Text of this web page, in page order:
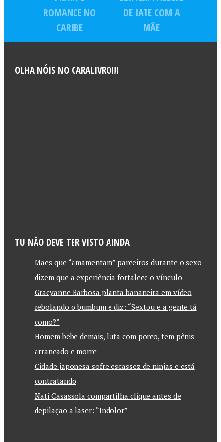
ROMANCE NO
CARIBE
DE IATE COM A
MÃE
OLHA NÓIS NO CARALIVRO!!!
TU NÃO DEVE TER VISTO AINDA
Mães que “amamentam” parceiros durante o sexo
dizem que a experiência fortalece o vínculo
Gracyanne Barbosa planta bananeira em vídeo
rebolando o bumbum e diz: “Sextou e a gente tá
como?”
Homem bebe demais, luta com porco, tem pênis
arrancado e morre
Cidade japonesa sofre escassez de ninjas e está
contratando
Nati Casassola compartilha clique antes de
depilação a laser: “Indolor”